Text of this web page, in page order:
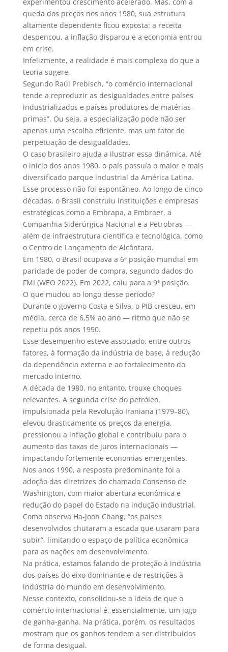
queda dos preços nos anos 1980, sua estrutura
altamente dependente ficou exposta: a receita
despencou, a inflação disparou e a economia entrou
em crise.
Infelizmente, a realidade é mais complexa do que a
teoria sugere.
Segundo Raúl Prebisch, “o comércio internacional
tende a reproduzir as desigualdades entre países
industrializados e países produtores de matérias-
primas”. Ou seja, a especialização pode não ser
apenas uma escolha eficiente, mas um fator de
perpetuação de desigualdades.
O caso brasileiro ajuda a ilustrar essa dinâmica. Até
o início dos anos 1980, o país possuía o maior e mais
diversificado parque industrial da América Latina.
Esse processo não foi espontâneo. Ao longo de cinco
décadas, o Brasil construiu instituições e empresas
estratégicas como a Embrapa, a Embraer, a
Companhia Siderúrgica Nacional e a Petrobras —
além de infraestrutura científica e tecnológica, como
o Centro de Lançamento de Alcântara.
Em 1980, o Brasil ocupava a 6ª posição mundial em
paridade de poder de compra, segundo dados do
FMI (WEO 2022). Em 2022, caiu para a 9ª posição.
O que mudou ao longo desse período?
Durante o governo Costa e Silva, o PIB cresceu, em
média, cerca de 6,5% ao ano — ritmo que não se
repetiu pós anos 1990.
Esse desempenho esteve associado, entre outros
fatores, à formação da indústria de base, à redução
da dependência externa e ao fortalecimento do
mercado interno.
A década de 1980, no entanto, trouxe choques
relevantes. A segunda crise do petróleo,
impulsionada pela Revolução Iraniana (1979–80),
elevou drasticamente os preços da energia,
pressionou a inflação global e contribuiu para o
aumento das taxas de juros internacionais —
impactando fortemente economias emergentes.
Nos anos 1990, a resposta predominante foi a
adoção das diretrizes do chamado Consenso de
Washington, com maior abertura econômica e
redução do papel do Estado na indução industrial.
Como observa Ha-Joon Chang, “os países
desenvolvidos chutaram a escada que usaram para
subir”, limitando o espaço de política econômica
para as nações em desenvolvimento.
Na prática, estamos falando de proteção à indústria
dos países do eixo dominante e de restrições à
indústria do mundo em desenvolvimento.
Nesse contexto, consolidou-se a ideia de que o
comércio internacional é, essencialmente, um jogo
de ganha-ganha. Na prática, porém, os resultados
mostram que os ganhos tendem a ser distribuídos
de forma desigual.